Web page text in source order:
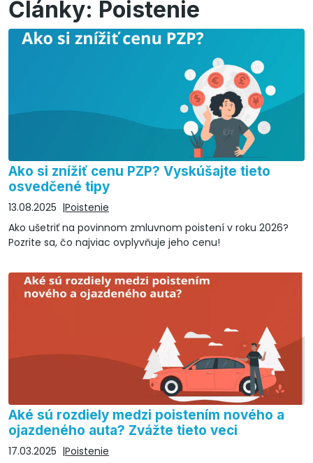
Články: Poistenie
Ako si znížiť cenu PZP? Vyskúšajte tieto
osvedčené tipy
13.08.2025
Poistenie
Ako ušetriť na povinnom zmluvnom poistení v roku 2026?
Pozrite sa, čo najviac ovplyvňuje jeho cenu!
Aké sú rozdiely medzi poistením nového a
ojazdeného auta? Zvážte tieto veci
17.03.2025
Poistenie